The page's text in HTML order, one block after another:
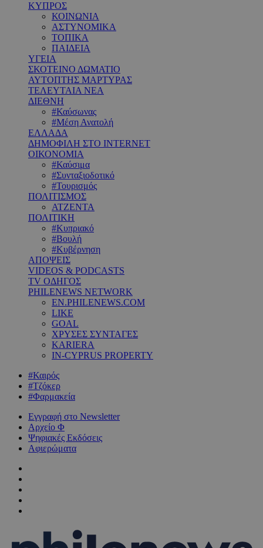
ΚΥΠΡΟΣ
ΚΟΙΝΩΝΙΑ
ΑΣΤΥΝΟΜΙΚΑ
ΤΟΠΙΚΑ
ΠΑΙΔΕΙΑ
ΥΓΕΙΑ
ΣΚΟΤΕΙΝΟ ΔΩΜΑΤΙΟ
ΑΥΤΟΠΤΗΣ ΜΑΡΤΥΡΑΣ
ΤΕΛΕΥΤΑΙΑ ΝΕΑ
ΔΙΕΘΝΗ
#Καύσωνας
#Μέση Ανατολή
ΕΛΛΑΔΑ
ΔΗΜΟΦΙΛΗ ΣΤΟ INTERNET
ΟΙΚΟΝΟΜΙΑ
#Καύσιμα
#Συνταξιοδοτικό
#Τουρισμός
ΠΟΛΙΤΙΣΜΟΣ
ΑΤΖΕΝΤΑ
ΠΟΛΙΤΙΚΗ
#Κυπριακό
#Βουλή
#Κυβέρνηση
ΑΠΟΨΕΙΣ
VIDEOS & PODCASTS
TV ΟΔΗΓΟΣ
PHILENEWS NETWORK
EN.PHILENEWS.COM
LIKE
GOAL
ΧΡΥΣΕΣ ΣΥΝΤΑΓΕΣ
KARIERA
IN-CYPRUS PROPERTY
#Καιρός
#Τζόκερ
#Φαρμακεία
Εγγραφή στο Newsletter
Αρχείο Φ
Ψηφιακές Εκδόσεις
Αφιερώματα